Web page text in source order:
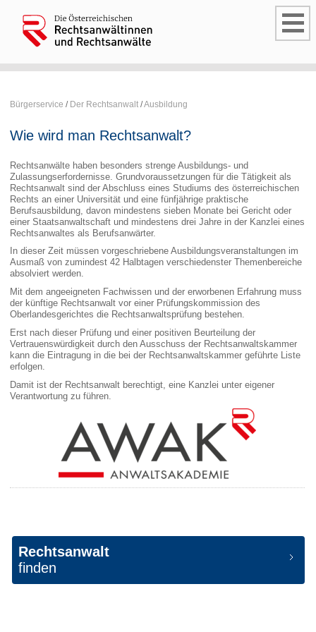
Bürgerservice / Der Rechtsanwalt /Ausbildung
Wie wird man Rechtsanwalt?
Rechtsanwälte haben besonders strenge Ausbildungs- und
Zulassungserfordernisse. Grundvoraussetzungen für die Tätigkeit als
Rechtsanwalt sind der Abschluss eines Studiums des österreichischen
Rechts an einer Universität und eine fünfjährige praktische
Berufsausbildung, davon mindestens sieben Monate bei Gericht oder
einer Staatsanwaltschaft und mindestens drei Jahre in der Kanzlei eines
Rechtsanwaltes als Berufsanwärter.
In dieser Zeit müssen vorgeschriebene Ausbildungsveranstaltungen im
Ausmaß von zumindest 42 Halbtagen verschiedenster Themenbereiche
absolviert werden.
Mit dem angeeigneten Fachwissen und der erworbenen Erfahrung muss
der künftige Rechtsanwalt vor einer Prüfungskommission des
Oberlandesgerichtes die Rechtsanwaltsprüfung bestehen.
Erst nach dieser Prüfung und einer positiven Beurteilung der
Vertrauenswürdigkeit durch den Ausschuss der Rechtsanwaltskammer
kann die Eintragung in die bei der Rechtsanwaltskammer geführte Liste
erfolgen.
Damit ist der Rechtsanwalt berechtigt, eine Kanzlei unter eigener
Verantwortung zu führen.
Rechtsanwalt
finden